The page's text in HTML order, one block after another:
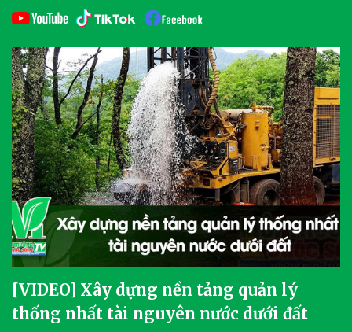
[VIDEO] Xây dựng nền tảng quản lý
thống nhất tài nguyên nước dưới đất